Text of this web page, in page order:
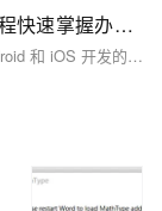
Excel 常用的九十九个技巧 Office 自学教程快速掌握办公技巧
Microsoft Excel 是微软为 Windows、macOS、Android 和 iOS 开发的电子表格软件，可以用来制作电子表格、完成许多复杂的数据运算，进行数据的分析和预测，并且具有强大的制作图表的功能。由于 Excel 具有十分友好的人机界面和强大的计算功能，它已成为国内外广大用户管理公司和个人财务、统计数据、绘制各种专业化表格的得力助手。允许用户自定义界面的电子制表软件包括字体、文字属性和单元格格式，它还引进了智能重算的功能，当单元格数据变动时，只有与之相关的数据才会更新，荒岛本次带来九十九个 Excel 技巧，提高您的办公效率。